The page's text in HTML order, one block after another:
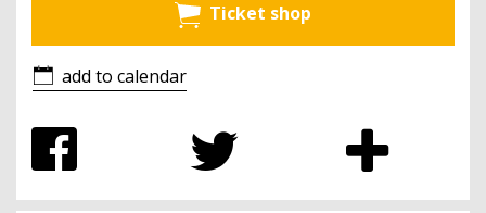
Ticket shop
add to calendar